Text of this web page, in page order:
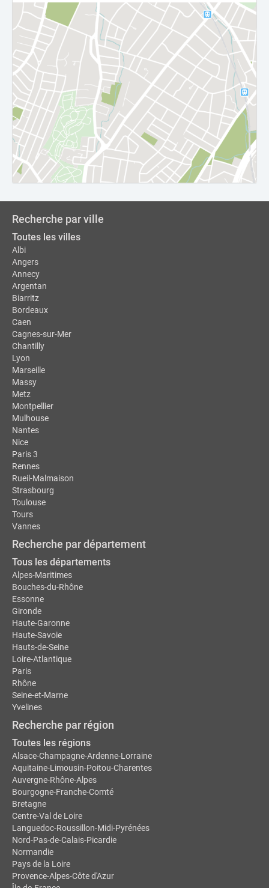
Recherche par ville
Toutes les villes
Albi
Angers
Annecy
Argentan
Biarritz
Bordeaux
Caen
Cagnes-sur-Mer
Chantilly
Lyon
Marseille
Massy
Metz
Montpellier
Mulhouse
Nantes
Nice
Paris 3
Rennes
Rueil-Malmaison
Strasbourg
Toulouse
Tours
Vannes
Recherche par département
Tous les départements
Alpes-Maritimes
Bouches-du-Rhône
Essonne
Gironde
Haute-Garonne
Haute-Savoie
Hauts-de-Seine
Loire-Atlantique
Paris
Rhône
Seine-et-Marne
Yvelines
Recherche par région
Toutes les régions
Alsace-Champagne-Ardenne-Lorraine
Aquitaine-Limousin-Poitou-Charentes
Auvergne-Rhône-Alpes
Bourgogne-Franche-Comté
Bretagne
Centre-Val de Loire
Languedoc-Roussillon-Midi-Pyrénées
Nord-Pas-de-Calais-Picardie
Normandie
Pays de la Loire
Provence-Alpes-Côte d'Azur